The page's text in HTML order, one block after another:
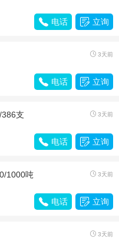
 电话  立询
 3天前
 电话  立询
支  3天前
 电话  立询
1000吨  3天前
 电话  立询
 3天前